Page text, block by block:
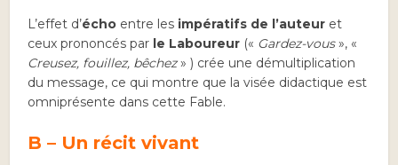
L’effet d’écho entre les impératifs de l’auteur et
ceux prononcés par le Laboureur (« Gardez-vous», «
Creusez, fouillez, bêchez» ) crée une démultiplication
du message, ce qui montre que la visée didactique est
omniprésente dans cette Fable.
B – Un récit vivant